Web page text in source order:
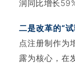
润同比增长
二是改革的“
点注册制作为
露为核心，在